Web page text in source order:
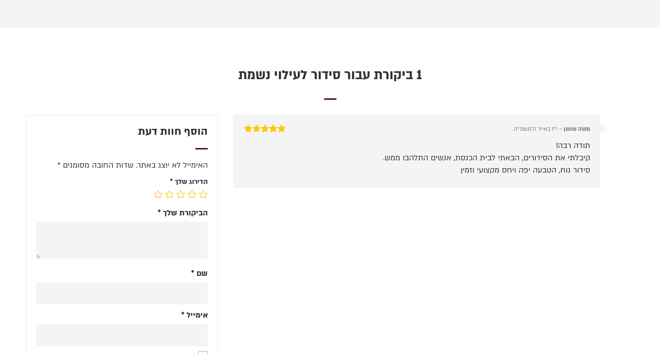
1 ביקורת עבור סידור לעילוי נשמת
משה שושן – י״ז באייר ה׳תשפ״ה
תודה רבה!
קיבלתי את הסידורים, הבאתי לבית הכנסת, אנשים התלהבו ממש.
סידור נוח, הטבעה יפה ויחס מקצועי וזמין
הוסף חוות דעת
האימייל לא יוצג באתר. שדות החובה מסומנים *
הדירוג שלך *
הביקורת שלך *
שם *
אימייל *